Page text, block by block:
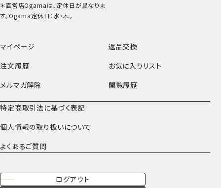
マイページ
返品交換
注文履歴
お気に入りリスト
メルマガ解除
閲覧履歴
特定商取引法に基づく表記
個人情報の取り扱いについて
よくあるご質問
ログアウト
＊直営店Ogamaは、定休日が異なりま
す。Ogama定休日：水・木。